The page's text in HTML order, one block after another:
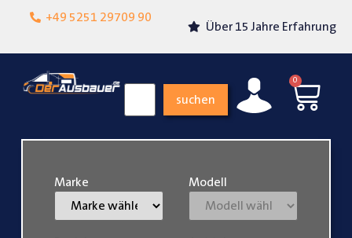
+49 5251 29709 90
Lokalgeschäft in
Über 15 Jahre Erfahrung
suchen
0
Marke Modell